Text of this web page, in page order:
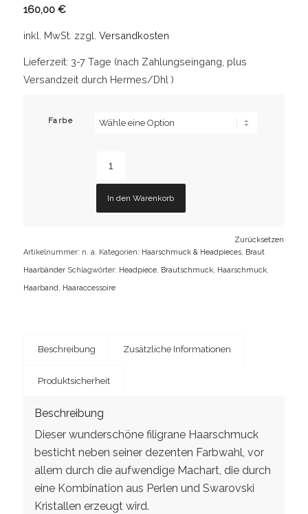
160,00 €
inkl. MwSt. zzgl. Versandkosten
Lieferzeit: 3-7 Tage (nach Zahlungseingang, plus
Versandzeit durch Hermes/Dhl )
Farbe
Zurücksetzen
In den Warenkorb
Artikelnummer: n. a. Kategorien: Haarschmuck & Headpieces, Braut
Haarbänder Schlagwörter: Headpiece, Brautschmuck, Haarschmuck,
Haarband, Haaraccessoire
Beschreibung Zusätzliche Informationen
Produktsicherheit
Beschreibung
Dieser wunderschöne filigrane Haarschmuck
besticht neben seiner dezenten Farbwahl, vor
allem durch die aufwendige Machart, die durch
eine Kombination aus Perlen und Swarovski
Kristallen erzeugt wird.